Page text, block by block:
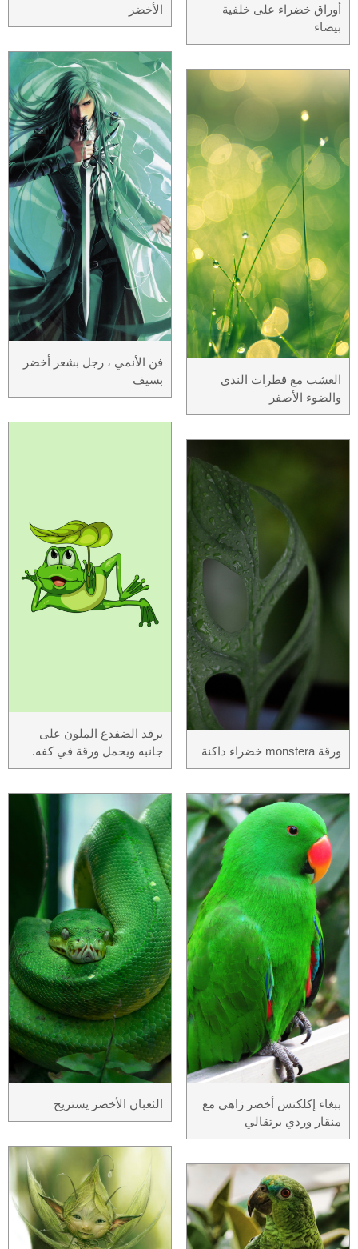
أوراق خضراء على خلفية
بيضاء
العشب مع قطرات الندى
والضوء الأصفر
ورقة monstera خضراء داكنة
ببغاء إكلكتس أخضر زاهي مع
منقار وردي برتقالي
الأخضر
فن الأنمي ، رجل بشعر أخضر
بسيف
يرقد الضفدع الملون على
جانبه ويحمل ورقة في كفه.
الثعبان الأخضر يستريح